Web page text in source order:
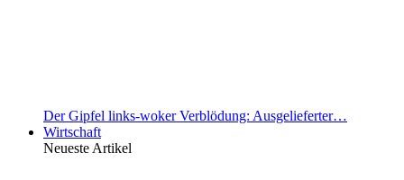
Der Gipfel links-woker Verblödung: Ausgelieferter…
Wirtschaft
Neueste Artikel